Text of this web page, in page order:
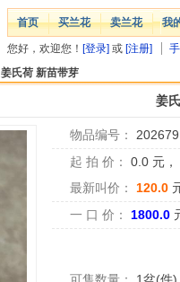
首页 买兰花 卖兰花 我
您好，欢迎您！ [登录] 或 [注册]
姜氏荷 新苗带芽
姜
物品编号：
起 拍 价：
0.0 元，
最新叫价：
120.0
一 口 价：
1800.0